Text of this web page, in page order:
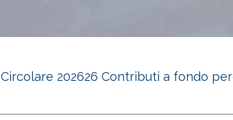
Circolare 202626 Contributi a fondo